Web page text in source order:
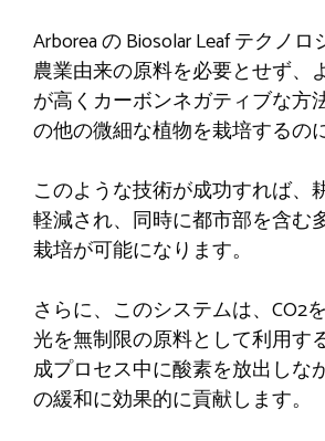
Arborea の Biosolar Leaf テクノ
農業由来の原料を必要とせず、
が高くカーボンネガティブな方
の他の微細な植物を栽培するの
このような技術が成功すれば、
軽減され、同時に都市部を含む
栽培が可能になります。
さらに、このシステムは、CO2
光を無制限の原料として利用す
成プロセス中に酸素を放出しな
の緩和に効果的に貢献します。